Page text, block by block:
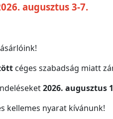
augusztus 3-7.
céges szabadság miatt
2026. augusztus
kellemes nyarat kívánunk!